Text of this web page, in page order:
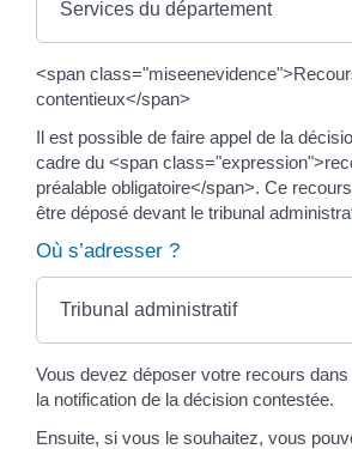
Services du département
<span
contentieux</span>
Il est possible de faire appel de la
cadre du <span
préalable obligatoire</span>. Ce
être déposé devant le tribunal
Où s’adresser ?
Tribunal administratif
Vous devez déposer votre recours
la notification de la décision contestée.
Ensuite, si vous le souhaitez, vous